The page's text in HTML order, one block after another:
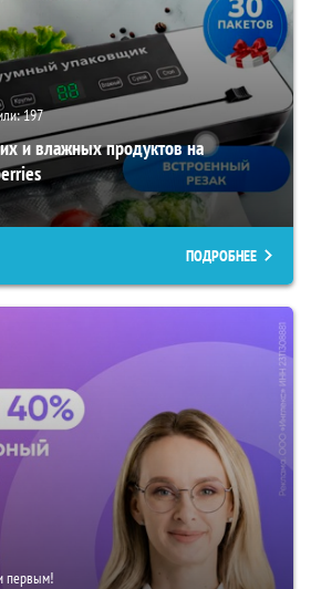
197
и влажных продуктов на
ПОДРОБНЕЕ
первым!